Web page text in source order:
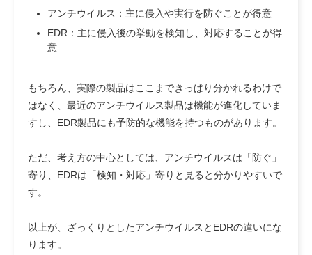
アンチウイルス：主に侵入や実行を防ぐことが得意
EDR：主に侵入後の挙動を検知し、対応することが得
意
もちろん、実際の製品はここまできっぱり分かれるわけで
はなく、最近のアンチウイルス製品は機能が進化していま
すし、EDR製品にも予防的な機能を持つものがあります。
ただ、考え方の中心としては、アンチウイルスは「防ぐ」
寄り、EDRは「検知・対応」寄りと見ると分かりやすいで
す。
以上が、ざっくりとしたアンチウイルスとEDRの違いにな
ります。